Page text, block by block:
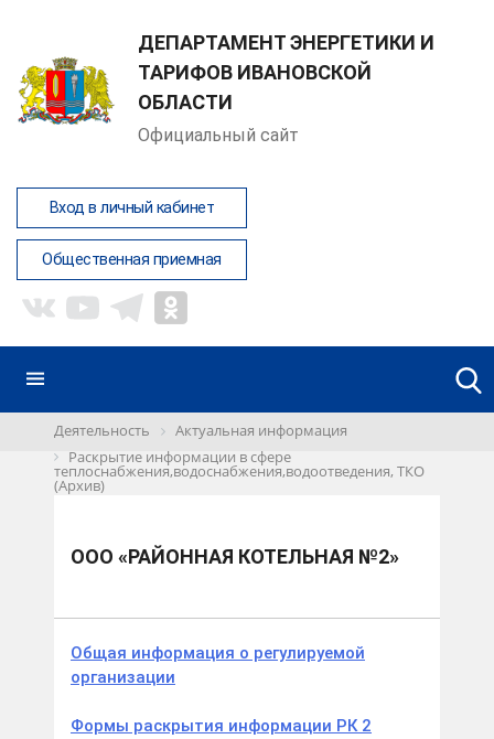
ДЕПАРТАМЕНТ ЭНЕРГЕТИКИ И
ТАРИФОВ ИВАНОВСКОЙ
ОБЛАСТИ
Официальный сайт
Вход в личный кабинет
Общественная приемная
Деятельность
Актуальная информация
Раскрытие информации в сфере
теплоснабжения,водоснабжения,водоотведения, ТКО
(Архив)
ООО «РАЙОННАЯ КОТЕЛЬНАЯ №2»
Общая информация о регулируемой
организации
Формы раскрытия информации РК 2